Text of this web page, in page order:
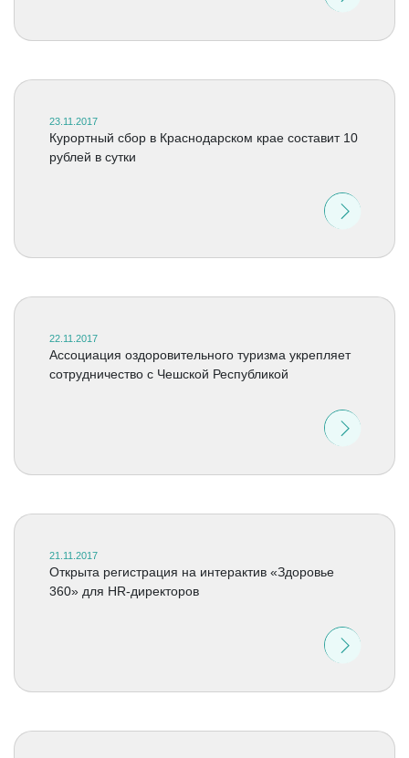
23.11.2017
Курортный сбор в Краснодарском крае составит 10
рублей в сутки
22.11.2017
Ассоциация оздоровительного туризма укрепляет
сотрудничество с Чешской Республикой
21.11.2017
Открыта регистрация на интерактив «Здоровье
360» для HR-директоров